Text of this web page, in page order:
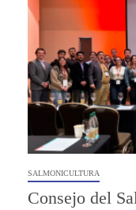
SALMONICULTURA
Consejo del